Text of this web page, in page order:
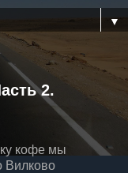
▼
2.
кофе мы
Вилково